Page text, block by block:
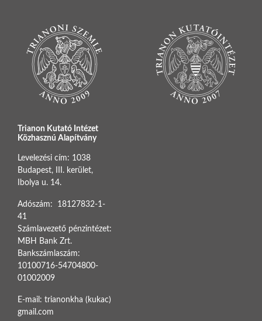
Trianon Kutató Intézet
Közhasznú Alapítvány
Levelezési cím: 1038
Budapest, III. kerület,
Ibolya u. 14.
Adószám: 18127832-1-
41
Számlavezető pénzintézet:
MBH Bank Zrt.
Bankszámlaszám:
10100716-54704800-
01002009
E-mail: trianonkha (kukac)
gmail.com